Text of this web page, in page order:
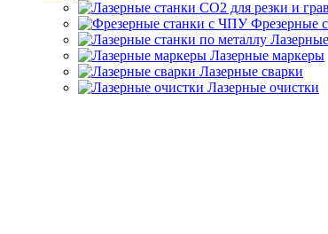
Фрезерные
Лазерные маркеры
Лазерные сварки
Лазерные очистки